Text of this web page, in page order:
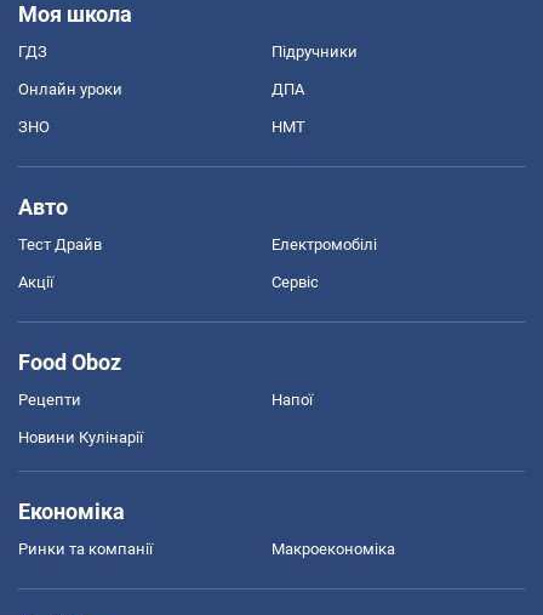
Моя школа
ГДЗ Підручники
Онлайн уроки ДПА
ЗНО НМТ
Авто
Тест Драйв Електромобілі
Акції Сервіс
Food Oboz
Рецепти Напої
Новини Кулінарії
Економіка
Ринки та компанії Макроекономіка